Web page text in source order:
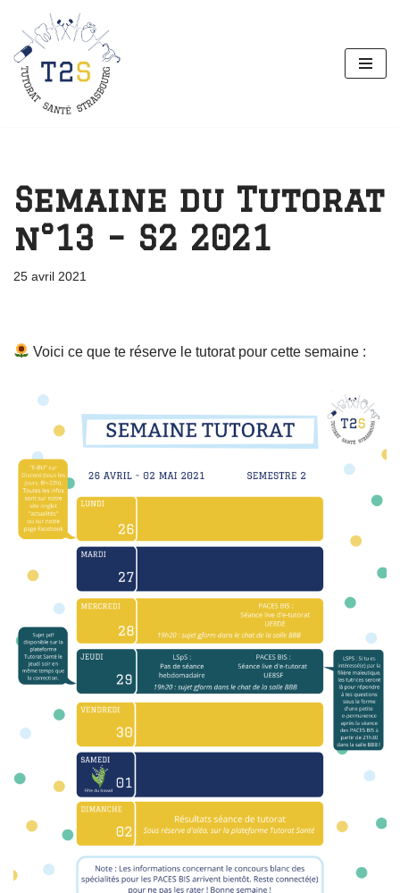
Aller
au
contenu
Semaine du Tutorat
n°13 – S2 2021
25 avril 2021
Voici ce que te réserve le tutorat pour cette semaine :